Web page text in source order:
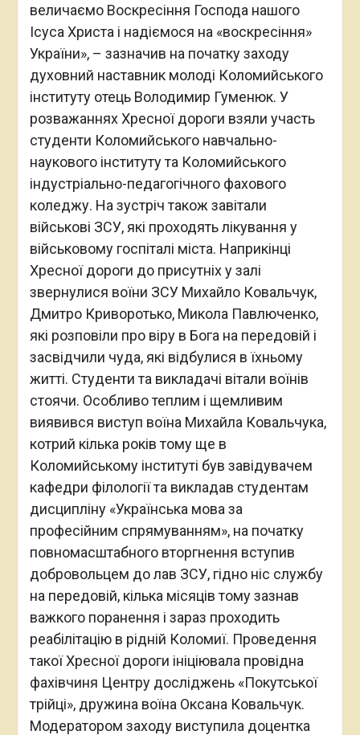
величаємо Воскресіння Господа нашого
Ісуса Христа і надіємося на «воскресіння»
України», – зазначив на початку заходу
духовний наставник молоді Коломийського
інституту отець Володимир Гуменюк. У
розважаннях Хресної дороги взяли участь
студенти Коломийського навчально-
наукового інституту та Коломийського
індустріально-педагогічного фахового
коледжу. На зустріч також завітали
військові ЗСУ, які проходять лікування у
військовому госпіталі міста. Наприкінці
Хресної дороги до присутніх у залі
звернулися воїни ЗСУ Михайло Ковальчук,
Дмитро Криворотько, Микола Павлюченко,
які розповіли про віру в Бога на передовій і
засвідчили чуда, які відбулися в їхньому
житті. Студенти та викладачі вітали воїнів
стоячи. Особливо теплим і щемливим
виявився виступ воїна Михайла Ковальчука,
котрий кілька років тому ще в
Коломийському інституті був завідувачем
кафедри філології та викладав студентам
дисципліну «Українська мова за
професійним спрямуванням», на початку
повномасштабного вторгнення вступив
добровольцем до лав ЗСУ, гідно ніс службу
на передовій, кілька місяців тому зазнав
важкого поранення і зараз проходить
реабілітацію в рідній Коломиї. Проведення
такої Хресної дороги ініціювала провідна
фахівчиня Центру досліджень «Покутської
трійці», дружина воїна Оксана Ковальчук.
Модератором заходу виступила доцентка